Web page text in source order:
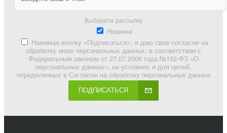
Выберите рассылку
Новинки
Нажимая кнопку «Подписаться», я даю свое согласие на
обработку моих персональных данных, в соответствии с
Федеральным законом от 27.07.2006 года №152-ФЗ «О
персональных данных», на условиях и для целей,
определенных в Согласии на обработку персональных данных
ПОДПИСАТЬСЯ